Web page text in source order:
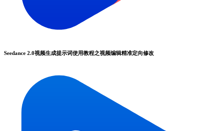
Seedance 2.0视频生成提示词使用教程之视频编辑精准定向修改